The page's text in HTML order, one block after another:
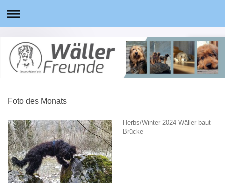
Foto des Monats
Herbs/Winter 2024 Wäller baut
Brücke